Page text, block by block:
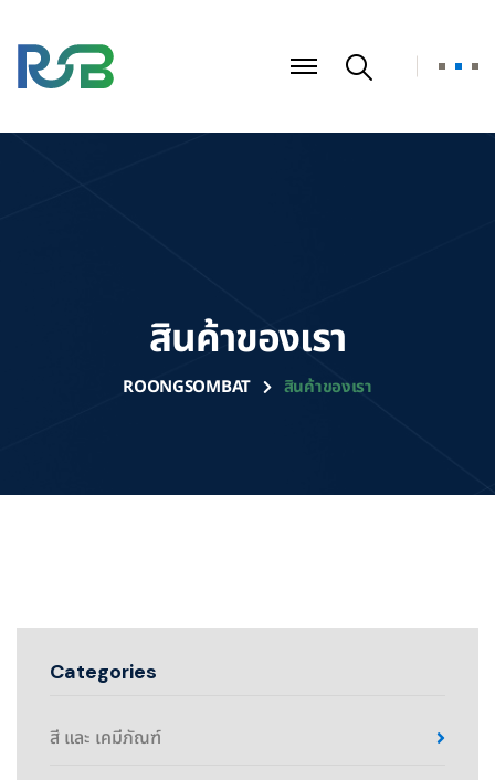
สินค้าของเรา
ROONGSOMBAT สินค้าของเรา
Categories
สี และ เคมีภัณฑ์